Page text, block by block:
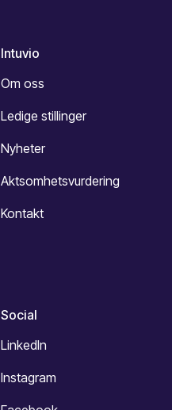
Intuvio
Om oss
Ledige stillinger
Nyheter
Aktsomhetsvurdering
Kontakt
Social
LinkedIn
Instagram